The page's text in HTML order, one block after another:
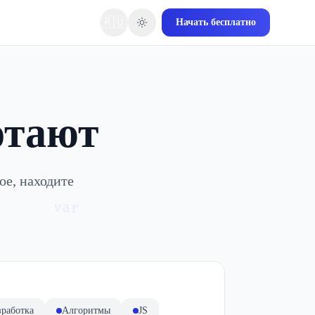
Начать бесплатно
находите
Алгоритмы JS